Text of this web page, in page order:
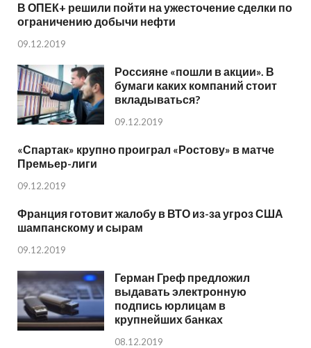
В ОПЕК+ решили пойти на ужесточение сделки по
ограничению добычи нефти
09.12.2019
Россияне «пошли в акции». В
бумаги каких компаний стоит
вкладываться?
09.12.2019
«Спартак» крупно проиграл «Ростову» в матче
Премьер-лиги
09.12.2019
Франция готовит жалобу в ВТО из-за угроз США
шампанскому и сырам
09.12.2019
Герман Греф предложил
выдавать электронную
подпись юрлицам в
крупнейших банках
08.12.2019